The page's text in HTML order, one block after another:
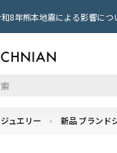
8年熊本地震による影響につ
ュエリー 新品 ブランド